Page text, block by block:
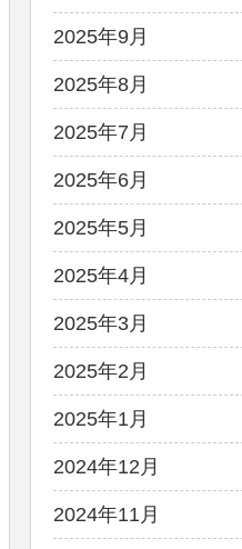
2025年9月
2025年8月
2025年7月
2025年6月
2025年5月
2025年4月
2025年3月
2025年2月
2025年1月
2024年12月
2024年11月